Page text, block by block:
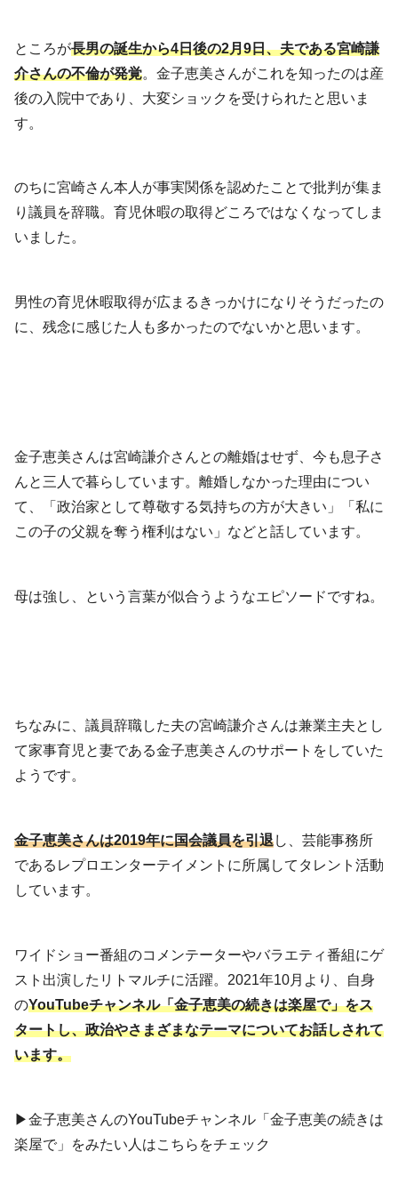
ところが長男の誕生から4日後の2月9日、夫である宮崎謙
介さんの不倫が発覚。金子恵美さんがこれを知ったのは産
後の入院中であり、大変ショックを受けられたと思いま
す。
のちに宮崎さん本人が事実関係を認めたことで批判が集ま
り議員を辞職。育児休暇の取得どころではなくなってしま
いました。
男性の育児休暇取得が広まるきっかけになりそうだったの
に、残念に感じた人も多かったのでないかと思います。
金子恵美さんは宮崎謙介さんとの離婚はせず、今も息子さ
んと三人で暮らしています。離婚しなかった理由につい
て、「政治家として尊敬する気持ちの方が大きい」「私に
この子の父親を奪う権利はない」などと話しています。
母は強し、という言葉が似合うようなエピソードですね。
ちなみに、議員辞職した夫の宮崎謙介さんは兼業主夫とし
て家事育児と妻である金子恵美さんのサポートをしていた
ようです。
金子恵美さんは2019年に国会議員を引退し、芸能事務所
であるレプロエンターテイメントに所属してタレント活動
しています。
ワイドショー番組のコメンテーターやバラエティ番組にゲ
スト出演したリトマルチに活躍。2021年10月より、自身
のYouTubeチャンネル「金子恵美の続きは楽屋で」をス
タートし、政治やさまざまなテーマについてお話しされて
います。
▶︎金子恵美さんのYouTubeチャンネル「金子恵美の続きは
楽屋で」をみたい人はこちらをチェック